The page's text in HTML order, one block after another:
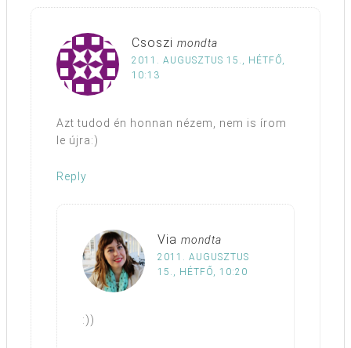
Csoszi mondta
2011. AUGUSZTUS 15., HÉTFŐ,
10:13
Azt tudod én honnan nézem, nem is írom
le újra:)
Reply
Via mondta
2011. AUGUSZTUS
15., HÉTFŐ, 10:20
:))